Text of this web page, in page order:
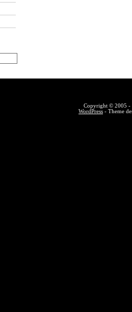
Copyright © 2005 -
WordPress - Theme